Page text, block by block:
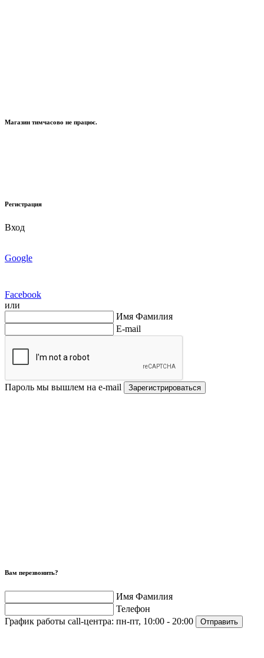
Магазин тимчасово не працює.
Регистрация
Вход
Google
Facebook
или
Имя Фамилия
E-mail
Пароль мы вышлем на e-mail Зарегистрироваться
Вам перезвонить?
Имя Фамилия
Телефон
График работы call-центра: пн-пт, 10:00 - 20:00 Отправить